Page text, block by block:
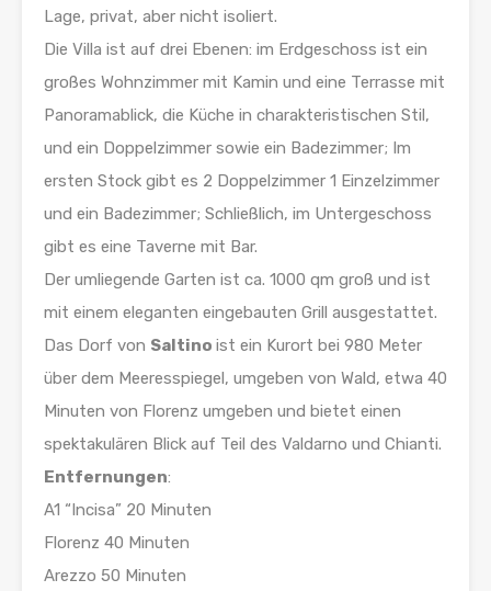
Lage, privat, aber nicht isoliert.
Die Villa ist auf drei Ebenen: im Erdgeschoss ist ein
großes Wohnzimmer mit Kamin und eine Terrasse mit
Panoramablick, die Küche in charakteristischen Stil,
und ein Doppelzimmer sowie ein Badezimmer; Im
ersten Stock gibt es 2 Doppelzimmer 1 Einzelzimmer
und ein Badezimmer; Schließlich, im Untergeschoss
gibt es eine Taverne mit Bar.
Der umliegende Garten ist ca. 1000 qm groß und ist
mit einem eleganten eingebauten Grill ausgestattet.
Das Dorf von Saltino ist ein Kurort bei 980 Meter
über dem Meeresspiegel, umgeben von Wald, etwa 40
Minuten von Florenz umgeben und bietet einen
spektakulären Blick auf Teil des Valdarno und Chianti.
Entfernungen:
A1 “Incisa” 20 Minuten
Florenz 40 Minuten
Arezzo 50 Minuten